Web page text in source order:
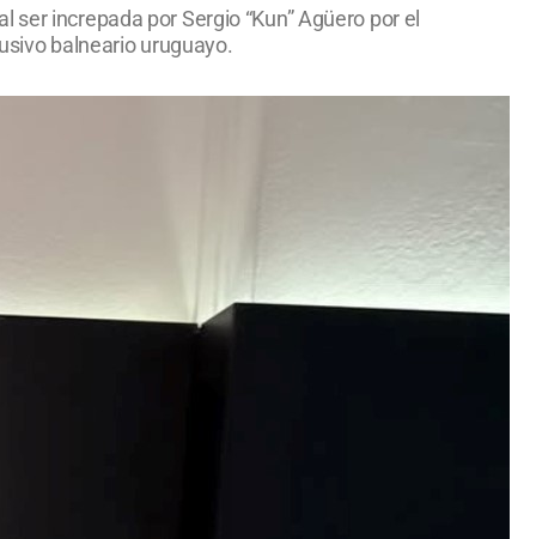
increpada por Sergio “Kun” Agüero por el
balneario uruguayo.